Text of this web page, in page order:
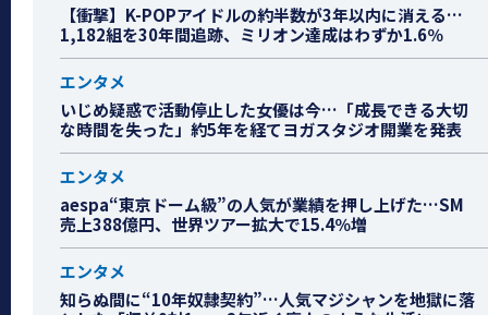
【衝撃】K-POPアイドルの約半数が3年以内に消える…
1,182組を30年間追跡、ミリオン達成はわずか1.6％
エンタメ
いじめ疑惑で活動停止した女優は今…「成長できる大切
な時間を失った」約5年を経てヨガスタジオ開業を発表
エンタメ
aespa“東京ドーム級”の人気が業績を押し上げた…SM
売上388億円、世界ツアー拡大で15.4％増
エンタメ
知らぬ間に“10年奴隷契約”…人気マジシャンを地獄に落